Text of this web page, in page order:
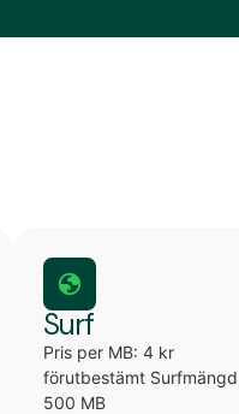
Surf
Pris per MB: 4 kr
förutbestämt
500 MB